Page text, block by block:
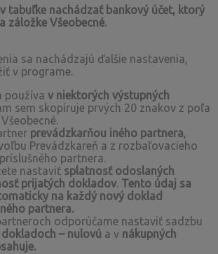
tabuľke nachádzať bankový účet, ktorý
záložke Všeobecné.
sa nachádzajú ďalšie nastavenia,
v programe.
používa v niektorých výstupných
sem skopíruje prvých 20 znakov z poľa
prevádzkarňou iného partnera,
Prevádzkareň a z rozbaľovacieho
partnera.
nastaviť splatnosť odoslaných
prijatých dokladov. Tento údaj sa
na každý nový doklad
partnera.
odporúčame nastaviť sadzbu
– nulovú a v nákupných